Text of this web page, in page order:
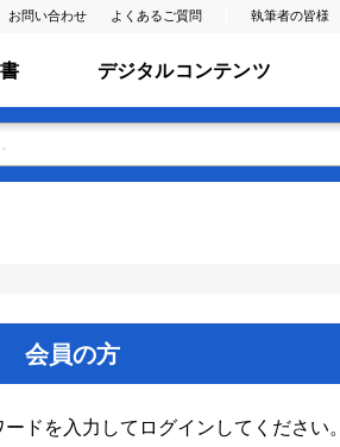
お問い合わせ よくあるご質問 執筆者の皆様
デジタルコンテンツ
会員の方
ドを入力してログインしてください。